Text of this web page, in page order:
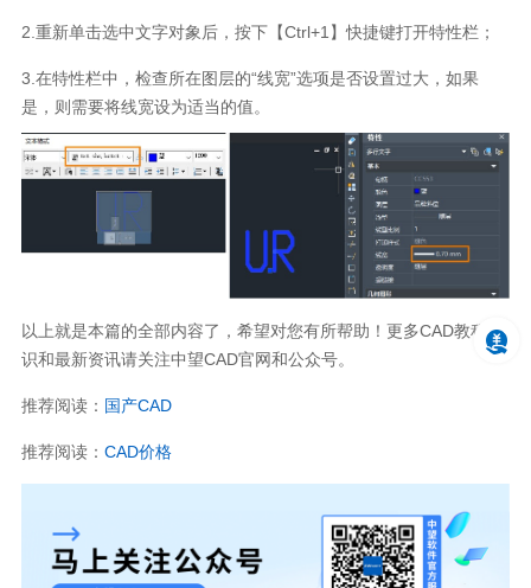
2.重新单击选中文字对象后，按下【Ctrl+1】快捷键打开特性栏；
3.在特性栏中，检查所在图层的“线宽”选项是否设置过大，如果
是，则需要将线宽设为适当的值。
以上就是本篇的全部内容了，希望对您有所帮助！更多CAD教程知
识和最新资讯请关注中望CAD官网和公众号。
推荐阅读： 国产CAD
推荐阅读： CAD价格